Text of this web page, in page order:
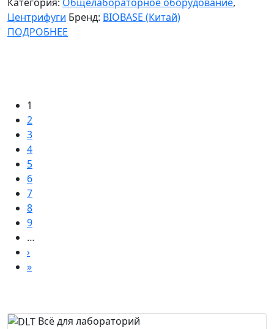
Центрифуги Бренд: BIOBASE (Китай)
ПОДРОБНЕЕ
Страницы
1
2
3
4
5
6
7
8
9
…
›
»
Всё для лабораторий